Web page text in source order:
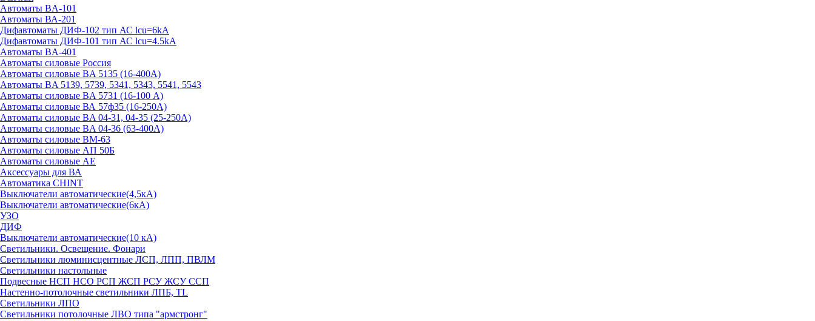
Автоматы BA-101
Автоматы ВА-201
Дифавтоматы ДИФ-102 тип АС lcu=6kA
Дифавтоматы ДИФ-101 тип АС lcu=4.5kA
Автоматы BA-401
Автоматы силовые Россия
Автоматы силовые BA 5135 (16-400А)
Автоматы BA 5139, 5739, 5341, 5343, 5541, 5543
Автоматы силовые BA 5731 (16-100 А)
Автоматы силовые ВА 57ф35 (16-250А)
Автоматы силовые BA 04-31, 04-35 (25-250А)
Автоматы силовые BA 04-36 (63-400А)
Автоматы силовые ВМ-63
Автоматы силовые АП 50Б
Автоматы силовые АЕ
Аксессуары для ВА
Автоматика CHINT
Выключатели автоматические(4,5кА)
Выключатели автоматические(6кА)
УЗО
ДИФ
Выключатели автоматические(10 кА)
Светильники. Освещение. Фонари
Светильники люминисцентные ЛСП, ЛПП, ПВЛМ
Светильники настольные
Подвесные НСП НСО РСП ЖСП РСУ ЖСУ ССП
Настенно-потолочные светильники ЛПБ, TL
Светильники ЛПО
Светильники потолочные ЛВО типа "армстронг"